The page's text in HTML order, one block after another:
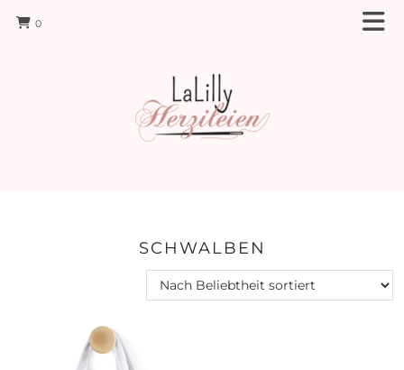
0
SCHWALBEN